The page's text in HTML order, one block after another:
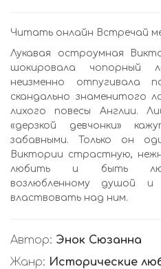
Читать онлайн Встречай
Лукавая остроумная
шокировала чопорный
неизменно отпугивала
скандально знаменитого
лихого повесы Англии.
«дерзкой девчонки»
забавными. Только он
Виктории страстную,
любить и быть
возлюбленному душой и
властвовать над ним.
Автор: Энок Сюзанна
Жанр: Исторические